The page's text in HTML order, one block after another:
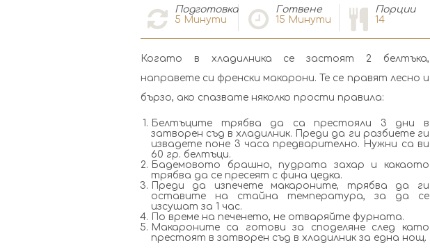
Подготовка
5 Минути
Готвене
15 Минути
Порции
14
Когато в хладилника се застоят 2 белтъка,
направете си френски макарони. Те се правят лесно и
бързо, ако спазвате няколко прости правила:
Белтъците трябва да са престояли 3 дни в
затворен съд в хладилник. Преди да ги разбиете ги
извадете поне 3 часа предварително. Нужни са ви
60 гр. белтъци.
Бадемовото брашно, пудрата захар и какаото
трябва да се пресеят с фина цедка.
Преди да изпечете макароните, трябва да ги
оставите на стайна температура, за да се
изсушат за 1 час.
По време на печенето, не отваряйте фурната.
Макароните са готови за споделяне след като
престоят в затворен съд в хладилник за една нощ.